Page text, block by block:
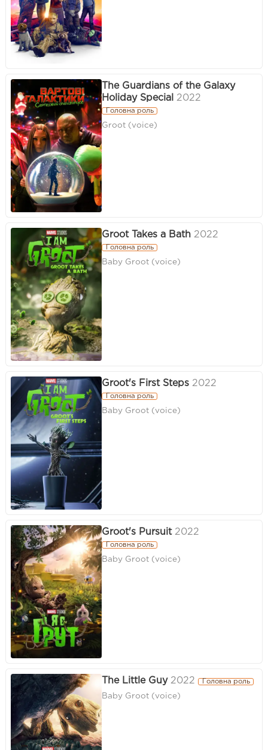
The Guardians of the Galaxy
Holiday Special
2022
Головна роль
Groot (voice)
Groot Takes a Bath 2022
Головна роль
Baby Groot (voice)
Groot's First Steps 2022
Головна роль
Baby Groot (voice)
Groot's Pursuit 2022
Головна роль
Baby Groot (voice)
The Little Guy 2022 Головна роль
Baby Groot (voice)